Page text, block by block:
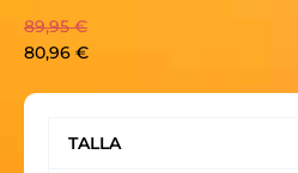
89,95€
80,96 €
TALLA